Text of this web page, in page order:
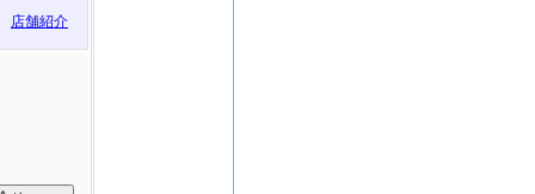
店舗紹介